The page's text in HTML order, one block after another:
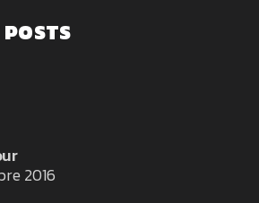
2016